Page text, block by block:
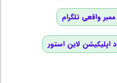
واقعی تلگرام
اپلیکیشن لاین استور